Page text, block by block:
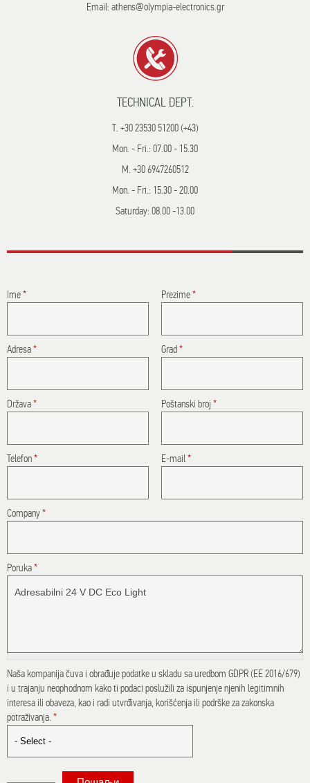
Email: athens@olympia-electronics.gr
TECHNICAL DEPT.
T. +30 23530 51200 (+43)
Mon. - Fri.: 07.00 - 15.30
M. +30 6947260512
Mon. - Fri.: 15.30 - 20.00
Saturday: 08.00 -13.00
Ime* Prezime*
Adresa* Grad*
Država* Poštanski broj *
Telefon* E-mail*
Company*
Poruka*
Naša kompanija čuva i obrađuje podatke u skladu sa uredbom GDPR (EE 2016/679)
i u trajanju neophodnom kako ti podaci poslužili za ispunjenje njenih legitimnih
interesa ili obaveza, kao i radi utvrđivanja, korišćenja ili podrške za zakonska
potraživanja. *